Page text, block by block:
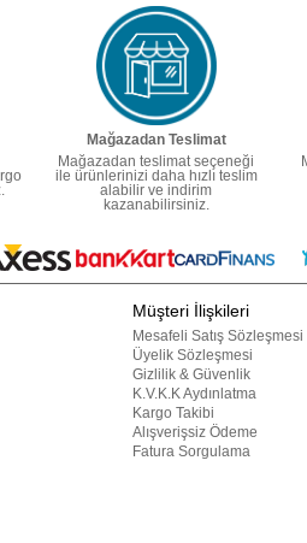
Mağazadan Teslimat
Mağazadan teslimat seçeneği
ile ürünlerinizi daha hızlı teslim
alabilir ve indirim
kazanabilirsiniz.
Müşteri İlişkileri
Mesafeli Satış Sözleşmesi
Üyelik Sözleşmesi
Gizlilik & Güvenlik
K.V.K.K Aydınlatma
Kargo Takibi
Alışverişsiz Ödeme
Fatura Sorgulama